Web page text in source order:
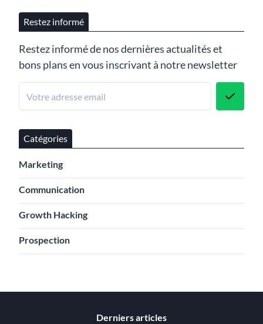
Restez informé
Restez informé de nos dernières actualités et
bons plans en vous inscrivant à notre newsletter
Catégories
Marketing
Communication
Growth Hacking
Prospection
Derniers articles